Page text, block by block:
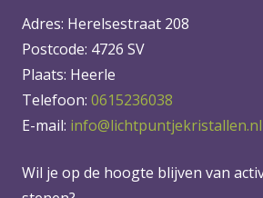
Adres: Herelsestraat 208
Postcode: 4726 SV
Plaats: Heerle
Telefoon: 0615236038
E-mail: info@lichtpuntjekristallen.nl
Wil je op de hoogte blijven van